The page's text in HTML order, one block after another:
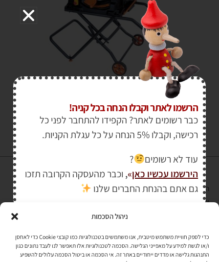
ניהול הסכמות
כדי לספק חוויית משתמש מיטבית, אנו משתמשים בטכנולוגיות כמו קובצי Cookie כדי לאחסן
ו/או לגשת למידע על מאפייני הגלישה. הסכמה לטכנולוגיות אלו תאפשר לנו לעבד נתונים כגון
התנהגות גלישה או מדדים ייחודיים באתר זה. אי הסכמה או ביטול הסכמה עלולים להשפיע
והעומד בתקן אבטחה PCI DSS Level-1
לתקנון האתר»
הרשמו לאתר וקבלו הנחה בכל קניה!
כבר רשומים לאתר? הקפידו להתחבר לפני כל
רכישה, וקבלו 5% הנחה על כל עגלת הקניות.
עוד לא רשומים
?
הירשמו עכשיו כאן»
, וכבר מהעסקה הקרובה תזכו
גם אתם בהנחת החברים שלנו